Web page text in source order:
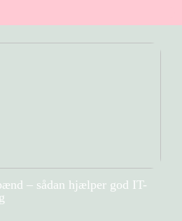
– sådan hjælper god IT-